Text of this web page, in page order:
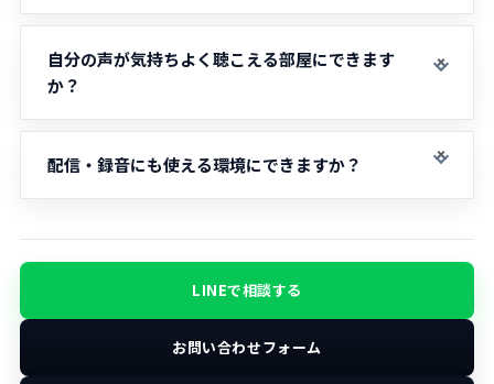
自分の声が気持ちよく聴こえる部屋にできます
か？
配信・録音にも使える環境にできますか？
LINEで相談する
お問い合わせフォーム